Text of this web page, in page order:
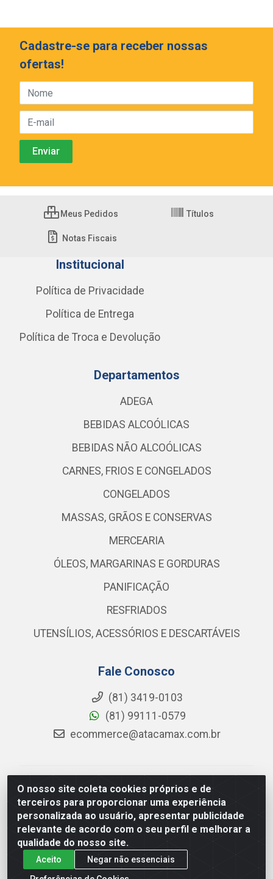
O nosso site coleta cookies próprios e de
terceiros para proporcionar uma experiência
personalizada ao usuário, apresentar publicidade
relevante de acordo com o seu perfil e melhorar a
qualidade do nosso site.
Aceito
Negar não essenciais
Cadastre-se para receber nossas
ofertas!
Meus Pedidos Títulos
Notas Fiscais
Institucional
Política de Privacidade
Política de Entrega
Política de Troca e Devolução
Departamentos
ADEGA
BEBIDAS ALCOÓLICAS
BEBIDAS NÃO ALCOÓLICAS
CARNES, FRIOS E CONGELADOS
CONGELADOS
MASSAS, GRÃOS E CONSERVAS
MERCEARIA
ÓLEOS, MARGARINAS E GORDURAS
PANIFICAÇÃO
RESFRIADOS
UTENSÍLIOS, ACESSÓRIOS E DESCARTÁVEIS
Fale Conosco
(81) 3419-0103
(81) 99111-0579
ecommerce@atacamax.com.br
Atacamax Importadora de Alimentos LTDA - RODOVIA
BR-101 - SUL, KM 79,60 GP E GALPAO:D - Muribeca,
Jaboatão dos Guararapes - PE, 54355-010 - CNPJ
08.305.623/0001-84